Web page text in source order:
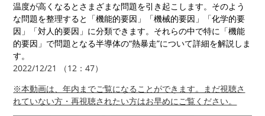
温度が高くなるとさまざまな問題を引き起こします。そのよう
な問題を整理すると「機能的要因」「機械的要因」「化学的要
因」「対人的要因」に分類できます。それらの中で特に「機能
的要因」で問題となる半導体の“熱暴走”について詳細を解説しま
す。
2022/12/21 （12：47）
※本動画は、年内までご覧になることができます。まだ視聴さ
れていない方・再視聴されたい方はお早めにご覧ください。